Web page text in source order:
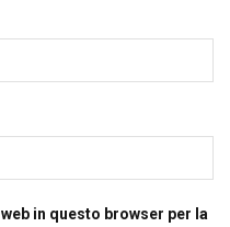
in questo browser per la